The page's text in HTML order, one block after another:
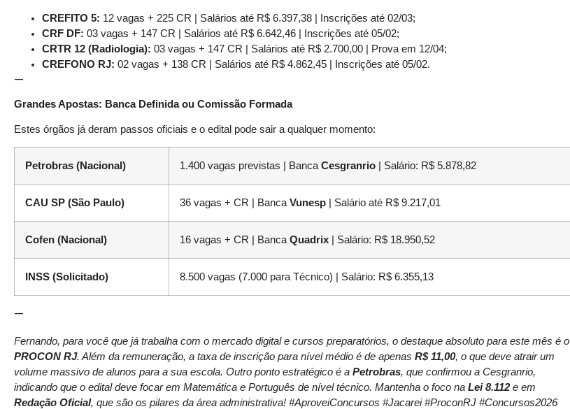
CREFITO 5: 12 vagas + 225 CR | Salários até R$ 6.397,38 | Inscrições até 02/03;
CRF DF: 03 vagas + 147 CR | Salários até R$ 6.642,46 | Inscrições até 05/02;
CRTR 12 (Radiologia): 03 vagas + 147 CR | Salários até R$ 2.700,00 | Prova em 12/04;
CREFONO RJ: 02 vagas + 138 CR | Salários até R$ 4.862,45 | Inscrições até 05/02.
—
Grandes Apostas: Banca Definida ou Comissão Formada
Estes órgãos já deram passos oficiais e o edital pode sair a qualquer momento:
Petrobras (Nacional) 1.400 vagas previstas | BancaCesgranrio | Salário: R$ 5.878,82
CAU SP (São Paulo) 36 vagas + CR | BancaVunesp | Salário até R$ 9.217,01
Cofen (Nacional) 16 vagas + CR | BancaQuadrix | Salário: R$ 18.950,52
INSS (Solicitado) 8.500 vagas (7.000 para Técnico) | Salário: R$ 6.355,13
—
Fernando, para você que já trabalha com o mercado digital e cursos preparatórios, o destaque absoluto para este mês é o
PROCON RJ. Além da remuneração, a taxa de inscrição para nível médio é de apenas R$ 11,00, o que deve atrair um
volume massivo de alunos para a sua escola. Outro ponto estratégico é a Petrobras, que confirmou a Cesgranrio,
indicando que o edital deve focar em Matemática e Português de nível técnico. Mantenha o foco na Lei 8.112e em
Redação Oficial, que são os pilares da área administrativa! #AproveiConcursos #Jacarei #ProconRJ #Concursos2026